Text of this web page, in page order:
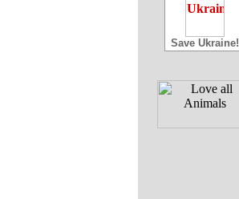
Save Ukraine!